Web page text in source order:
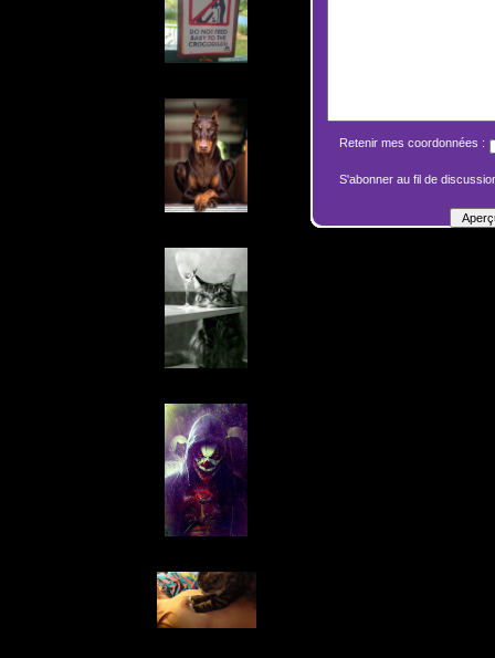
Retenir mes coordonnées :
S'abonner au fil de